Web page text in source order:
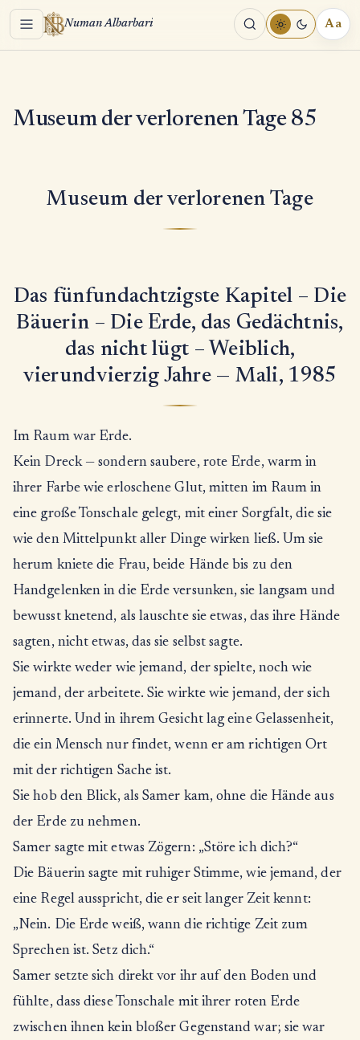
Menu Numan Albarbari Aa
Museum der verlorenen Tage 85
Museum der verlorenen Tage
Das fünfundachtzigste Kapitel – Die
Bäuerin – Die Erde, das Gedächtnis,
das nicht lügt – Weiblich,
vierundvierzig Jahre — Mali, 1985
Im Raum war Erde.
Kein Dreck — sondern saubere, rote Erde, warm in
ihrer Farbe wie erloschene Glut, mitten im Raum in
eine große Tonschale gelegt, mit einer Sorgfalt, die sie
wie den Mittelpunkt aller Dinge wirken ließ. Um sie
herum kniete die Frau, beide Hände bis zu den
Handgelenken in die Erde versunken, sie langsam und
bewusst knetend, als lauschte sie etwas, das ihre Hände
sagten, nicht etwas, das sie selbst sagte.
Sie wirkte weder wie jemand, der spielte, noch wie
jemand, der arbeitete. Sie wirkte wie jemand, der sich
erinnerte. Und in ihrem Gesicht lag eine Gelassenheit,
die ein Mensch nur findet, wenn er am richtigen Ort
mit der richtigen Sache ist.
Sie hob den Blick, als Samer kam, ohne die Hände aus
der Erde zu nehmen.
Samer sagte mit etwas Zögern: „Störe ich dich?“
Die Bäuerin sagte mit ruhiger Stimme, wie jemand, der
eine Regel ausspricht, die er seit langer Zeit kennt:
„Nein. Die Erde weiß, wann die richtige Zeit zum
Sprechen ist. Setz dich.“
Samer setzte sich direkt vor ihr auf den Boden und
fühlte, dass diese Tonschale mit ihrer roten Erde
zwischen ihnen kein bloßer Gegenstand war; sie war